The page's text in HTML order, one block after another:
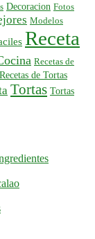
Decoracion Fotos
Modelos
Receta
Recetas de
Recetas de Tortas
Tortas Tortas